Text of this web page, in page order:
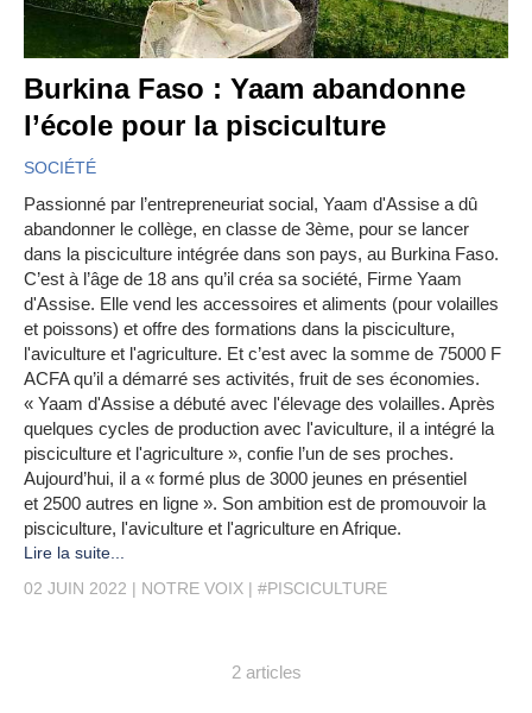
Burkina Faso : Yaam abandonne
l’école pour la pisciculture
SOCIÉTÉ
Passionné par l’entrepreneuriat social, Yaam d'Assise a dû
abandonner le collège, en classe de 3ème, pour se lancer
dans la pisciculture intégrée dans son pays, au Burkina Faso.
C’est à l’âge de 18 ans qu’il créa sa société, Firme Yaam
d'Assise. Elle vend les accessoires et aliments (pour volailles
et poissons) et offre des formations dans la pisciculture,
l'aviculture et l'agriculture. Et c’est avec la somme de 75000 F
ACFA qu’il a démarré ses activités, fruit de ses économies.
« Yaam d'Assise a débuté avec l'élevage des volailles. Après
quelques cycles de production avec l'aviculture, il a intégré la
pisciculture et l'agriculture », confie l’un de ses proches.
Aujourd’hui, il a « formé plus de 3000 jeunes en présentiel
et 2500 autres en ligne ». Son ambition est de promouvoir la
pisciculture, l'aviculture et l'agriculture en Afrique.
Lire la suite...
02 JUIN 2022
NOTRE VOIX #PISCICULTURE
2 articles